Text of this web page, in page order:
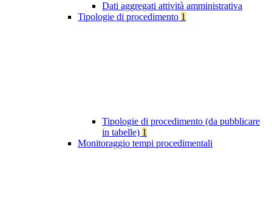
Dati aggregati attività amministrativa
Tipologie di procedimento 1
Tipologie di procedimento (da pubblicare
in tabelle) 1
Monitoraggio tempi procedimentali